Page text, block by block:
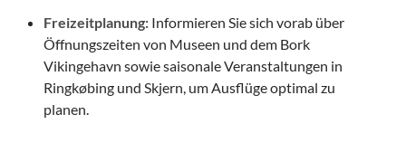
Freizeitplanung: Informieren Sie sich vorab über
Öffnungszeiten von Museen und dem Bork
Vikingehavn sowie saisonale Veranstaltungen in
Ringkøbing und Skjern, um Ausflüge optimal zu
planen.